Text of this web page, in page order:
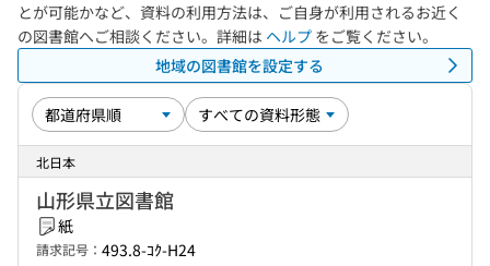
とが可能かなど、資料の利用方法は、ご自身が利用されるお近く
の図書館へご相談ください。詳細は ヘルプ をご覧ください。
地域の図書館を設定する
北日本
山形県立図書館
紙
請求記号： 493.8-ｺｸ-H24